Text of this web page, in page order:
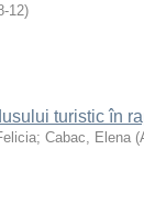
12)
turistic în
; Cabac, Elena (